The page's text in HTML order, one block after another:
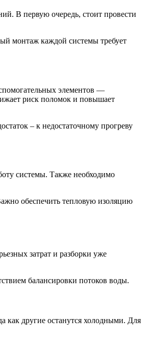
В первую очередь, стоит провести
монтаж каждой системы требует
элементов —
риск поломок и повышает
– к недостаточному прогреву
системы. Также необходимо
обеспечить тепловую изоляцию
затрат и разборки уже
балансировки потоков воды.
как другие останутся холодными. Для